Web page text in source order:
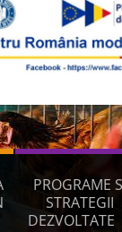
PROGRAME
STRATEGII
DEZVOLTATE